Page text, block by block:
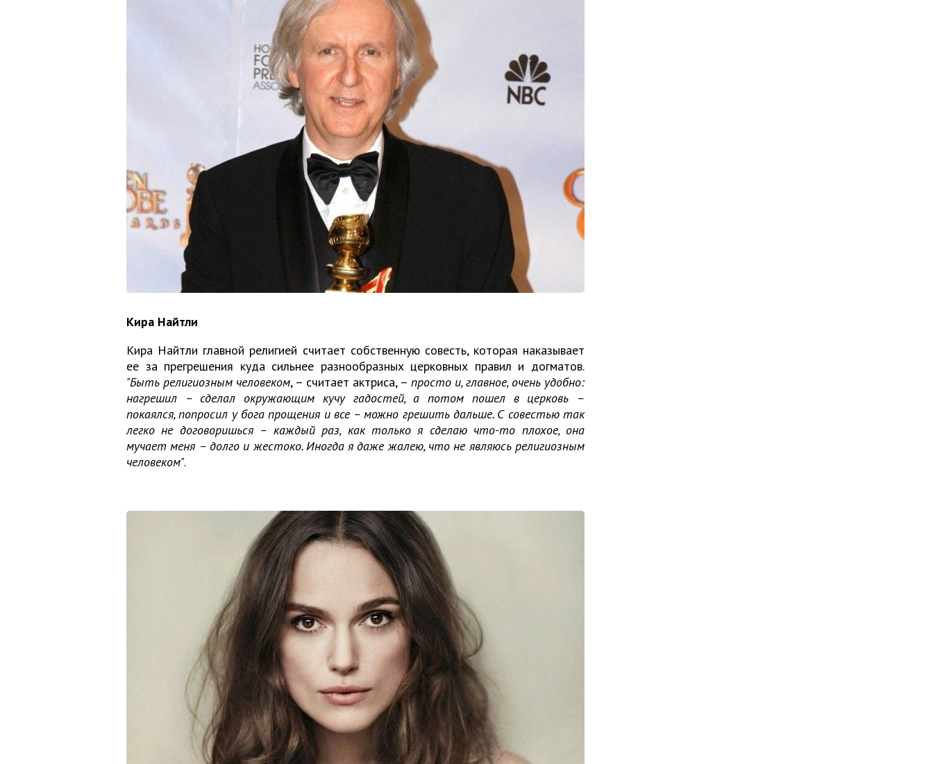
Кира Найтли
Кира Найтли главной религией считает собственную совесть, которая наказывает
ее за прегрешения куда сильнее разнообразных церковных правил и догматов.
"Быть религиозным человеком, – считает актриса, – просто и, главное, очень удобно:
нагрешил – сделал окружающим кучу гадостей, а потом пошел в церковь –
покаялся, попросил у бога прощения и все – можно грешить дальше. С совестью так
легко не договоришься – каждый раз, как только я сделаю что-то плохое, она
мучает меня – долго и жестоко. Иногда я даже жалею, что не являюсь религиозным
человеком".